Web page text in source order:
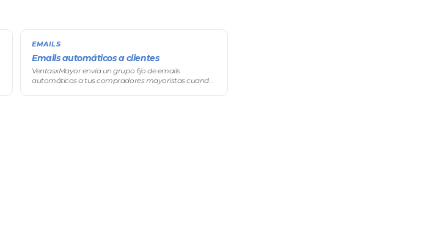
EMAILS
Emails automáticos a clientes
VentasxMayor envía un grupo fijo de emails
automáticos a tus compradores mayoristas cuando